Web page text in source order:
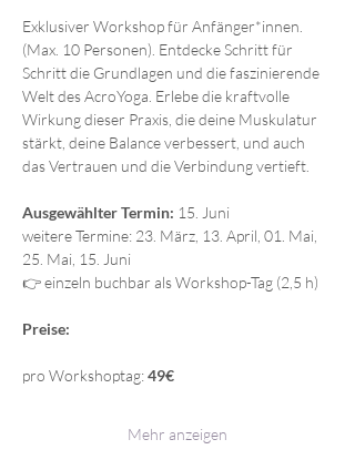
Exklusiver Workshop für Anfänger*innen.
(Max. 10 Personen). Entdecke Schritt für
Schritt die Grundlagen und die faszinierende
Welt des AcroYoga. Erlebe die kraftvolle
Wirkung dieser Praxis, die deine Muskulatur
stärkt, deine Balance verbessert, und auch
das Vertrauen und die Verbindung vertieft.
Ausgewählter Termin: 15. Juni
weitere Termine: 23. März, 13. April, 01. Mai,
25. Mai, 15. Juni
👉 einzeln buchbar als Workshop-Tag (2,5 h)
Preise:
pro Workshoptag: 49€
Mehr anzeigen